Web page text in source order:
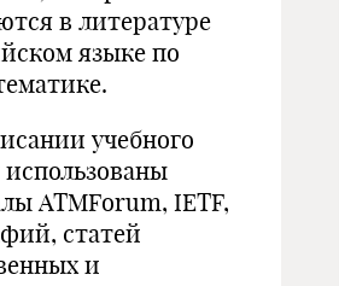
в литературе
языке по
учебного
ATMForum, IETF,
статей
и